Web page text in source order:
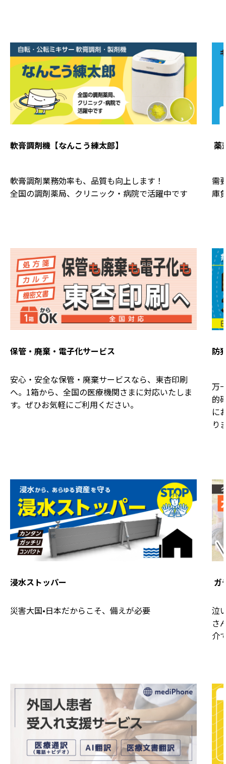
軟膏調剤機 【なんこう練太郎】 薬
軟膏調剤業務効率も、品質も向上します！
全国の調剤薬局、クリニック・病院で活躍中です
需
庫
保管・廃棄・電子化サービス 防
安心・安全な保管・廃棄サービスなら、東杏印刷
へ。1箱から、全国の医療機関さまに対応いたしま
す。ぜひお気軽にご利用ください。
万
的
に
り
浸水ストッパー ガ
災害大国•日本だからこそ、備えが必要
泣
さ
介